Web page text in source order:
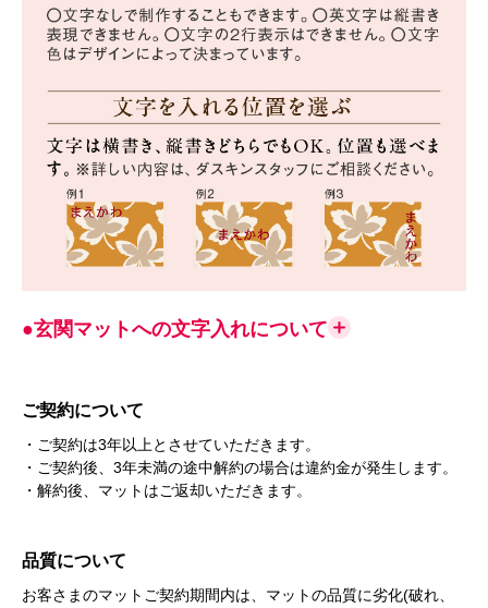
●玄関マットへの文字入れについて
ご契約について
・ご契約は3年以上とさせていただきます。
・ご契約後、3年未満の途中解約の場合は違約金が発生します。
・解約後、マットはご返却いただきます。
品質について
お客さまのマットご契約期間内は、マットの品質に劣化(破れ、